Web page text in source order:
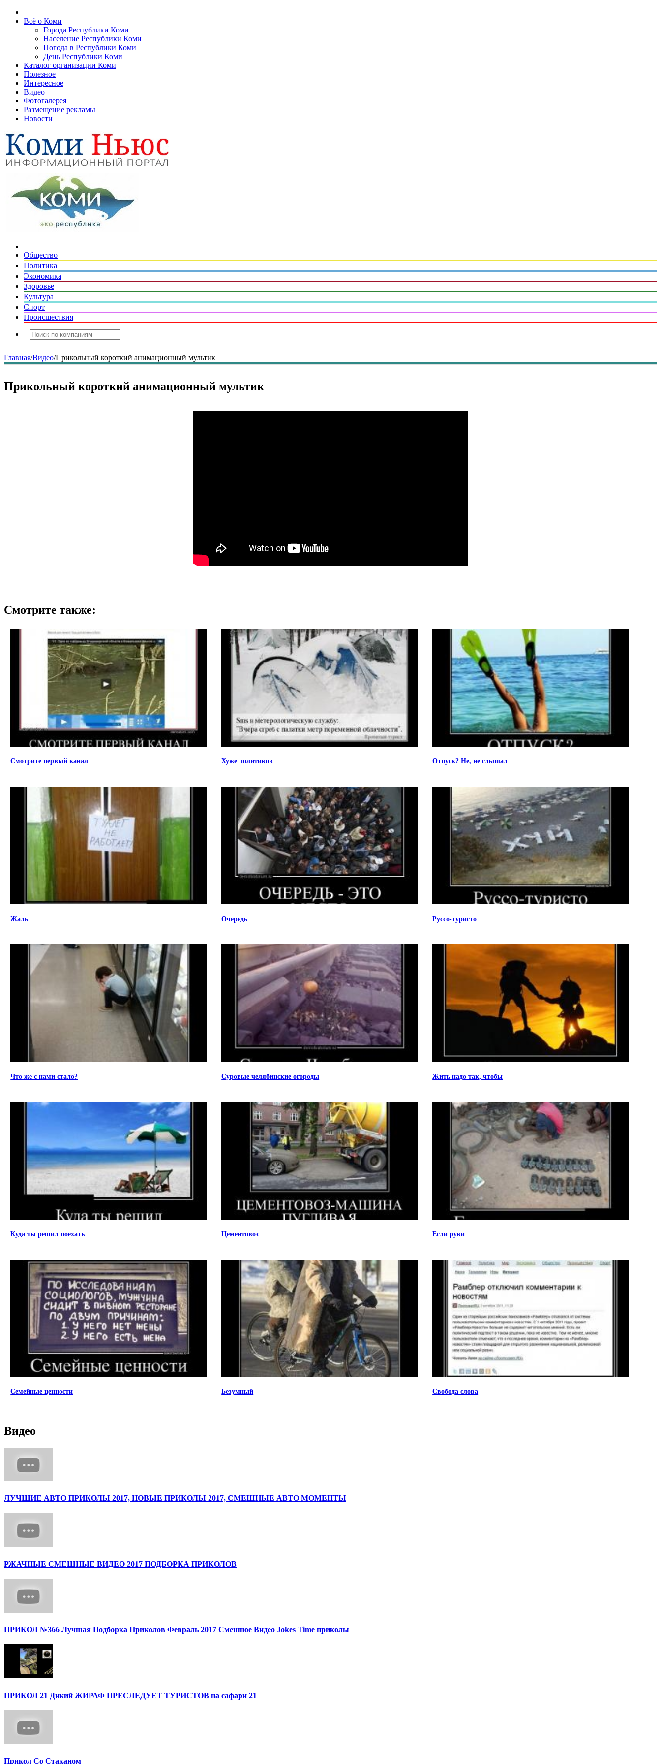
Всё о Коми
Города Республики Коми
Население Республики Коми
Погода в Республики Коми
День Республики Коми
Каталог организаций Коми
Полезное
Интересное
Видео
Фотогалерея
Размещение рекламы
Новости
Общество
Политика
Экономика
Здоровье
Культура
Спорт
Происшествия
Главная/Видео/Прикольный короткий анимационный мультик
Прикольный короткий анимационный мультик
Смотрите также:
Смотрите первый канал Хуже политиков Отпуск? Не, не слышал
Жаль Очередь Руссо-туристо
Что же с нами стало? Суровые челябинские огороды Жить надо так, чтобы
Куда ты решил поехать Цементовоз Если руки
Семейные ценности Безумный Свобода слова
Видео
ЛУЧШИЕ АВТО ПРИКОЛЫ 2017, НОВЫЕ ПРИКОЛЫ 2017, СМЕШНЫЕ АВТО МОМЕНТЫ
РЖАЧНЫЕ СМЕШНЫЕ ВИДЕО 2017 ПОДБОРКА ПРИКОЛОВ
ПРИКОЛ №366 Лучшая Подборка Приколов Февраль 2017 Смешное Видео Jokes Time приколы
ПРИКОЛ 21 Дикий ЖИРАФ ПРЕСЛЕДУЕТ ТУРИСТОВ на сафари 21
Прикол Со Стаканом